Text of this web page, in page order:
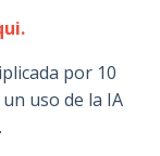
por 10
uso de la IA